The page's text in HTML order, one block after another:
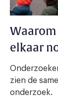
elkaar
zien de
onderzoek.